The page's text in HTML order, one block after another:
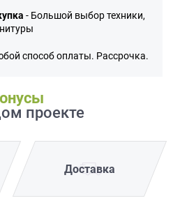
- Большой выбор техники,
способ оплаты. Рассрочка.
проекте
Доставка